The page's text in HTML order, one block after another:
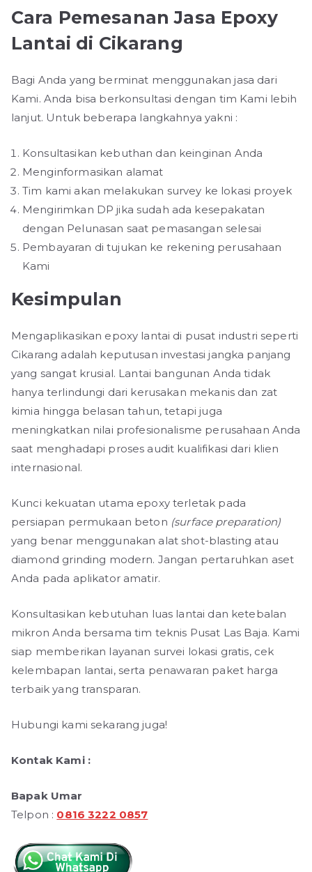
Cara Pemesanan Jasa Epoxy
Lantai di Cikarang
Bagi Anda yang berminat menggunakan jasa dari
Kami. Anda bisa berkonsultasi dengan tim Kami lebih
lanjut. Untuk beberapa langkahnya yakni :
Konsultasikan kebuthan dan keinginan Anda
Menginformasikan alamat
Tim kami akan melakukan survey ke lokasi proyek
Mengirimkan DP jika sudah ada kesepakatan
dengan Pelunasan saat pemasangan selesai
Pembayaran di tujukan ke rekening perusahaan
Kami
Kesimpulan
Mengaplikasikan epoxy lantai di pusat industri seperti
Cikarang adalah keputusan investasi jangka panjang
yang sangat krusial. Lantai bangunan Anda tidak
hanya terlindungi dari kerusakan mekanis dan zat
kimia hingga belasan tahun, tetapi juga
meningkatkan nilai profesionalisme perusahaan Anda
saat menghadapi proses audit kualifikasi dari klien
internasional.
Kunci kekuatan utama epoxy terletak pada
persiapan permukaan beton (surface preparation)
yang benar menggunakan alat shot-blasting atau
diamond grinding modern. Jangan pertaruhkan aset
Anda pada aplikator amatir.
Konsultasikan kebutuhan luas lantai dan ketebalan
mikron Anda bersama tim teknis Pusat Las Baja. Kami
siap memberikan layanan survei lokasi gratis, cek
kelembapan lantai, serta penawaran paket harga
terbaik yang transparan.
Hubungi kami sekarang juga!
Kontak Kami :
Bapak Umar
Telpon : 0816 3222 0857